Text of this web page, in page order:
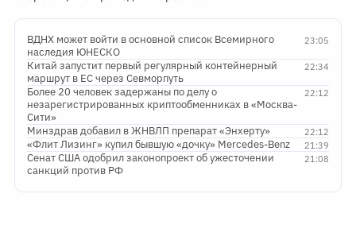
23:05
ВДНХ может войти в основной список Всемирного
наследия ЮНЕСКО
22:34
Китай запустит первый регулярный контейнерный
маршрут в ЕС через Севморпуть
22:12
Более 20 человек задержаны по делу о
незарегистрированных криптообменниках в «Москва-
Сити»
22:12
Минздрав добавил в ЖНВЛП препарат «Энхерту»
21:39
«Флит Лизинг» купил бывшую «дочку» Mercedes-Benz
21:08
Сенат США одобрил законопроект об ужесточении
санкций против РФ